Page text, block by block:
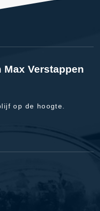
Verstappen
op de hoogte.